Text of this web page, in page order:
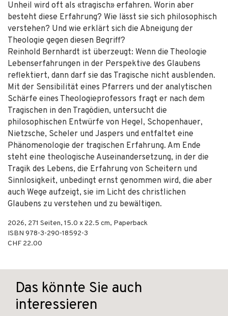
Unheil wird oft als «tragisch» erfahren. Worin aber
besteht diese Erfahrung? Wie lässt sie sich philosophisch
verstehen? Und wie erklärt sich die Abneigung der
Theologie gegen diesen Begriff?
Reinhold Bernhardt ist überzeugt: Wenn die Theologie
Lebenserfahrungen in der Perspektive des Glaubens
reflektiert, dann darf sie das Tragische nicht ausblenden.
Mit der Sensibilität eines Pfarrers und der analytischen
Schärfe eines Theologieprofessors fragt er nach dem
Tragischen in den Tragödien, untersucht die
philosophischen Entwürfe von Hegel, Schopenhauer,
Nietzsche, Scheler und Jaspers und entfaltet eine
Phänomenologie der tragischen Erfahrung. Am Ende
steht eine theologische Auseinandersetzung, in der die
Tragik des Lebens, die Erfahrung von Scheitern und
Sinnlosigkeit, unbedingt ernst genommen wird, die aber
auch Wege aufzeigt, sie im Licht des christlichen
Glaubens zu verstehen und zu bewältigen.
2026, 271 Seiten, 15.0 x 22.5 cm, Paperback
ISBN 978-3-290-18592-3
CHF 22.00
Das könnte Sie auch
interessieren